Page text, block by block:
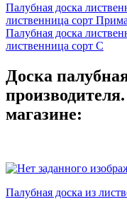
Палубная доска
лиственница сорт Прима
Палубная доска
лиственница сорт C
Доска
магазине:
Палубная доска из